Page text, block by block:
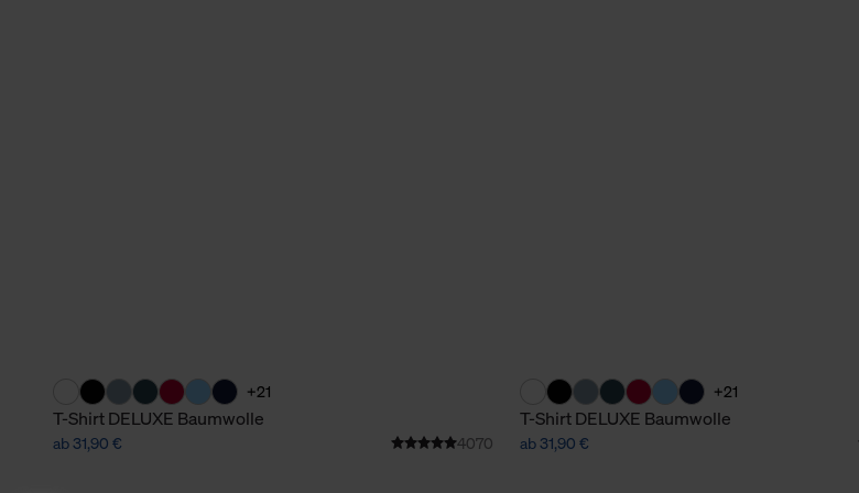
+21
T-Shirt DELUXE Baumwolle
ab 31,90 € 4070
+21
T-Shirt DELUXE Baumwolle
ab 31,90 €